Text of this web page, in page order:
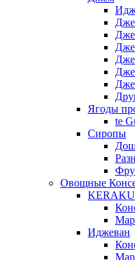
Ягоды
te
Сиропы
Овощные
Иджеван